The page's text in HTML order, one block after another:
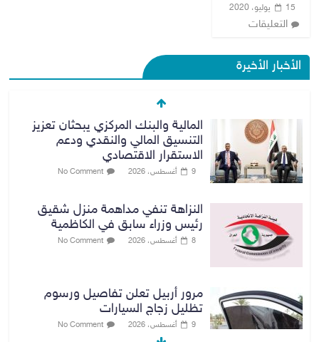
15 يوليو، 2020
التعليقات
الأخبار الأخيرة
المالية والبنك المركزي يبحثان تعزيز
التنسيق المالي والنقدي ودعم
الاستقرار الاقتصادي
9 أغسطس، 2026 No Comment
النزاهة تنفي مداهمة منزل شقيق
رئيس وزراء سابق في الكاظمية
8 أغسطس، 2026 No Comment
مرور أربيل تعلن تفاصيل ورسوم
تظليل زجاج السيارات
9 أغسطس، 2026 No Comment